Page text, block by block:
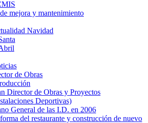
mejora y mantenimiento
Navidad
de Obras
Director de Obras y Proyectos
Deportivas)
General de las I.D. en 2006
del restaurante y construcción de nuevo